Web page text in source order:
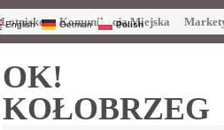
Lotnisko Komunikacja Miejska
OK!
KOŁOBRZEG
English German Polish